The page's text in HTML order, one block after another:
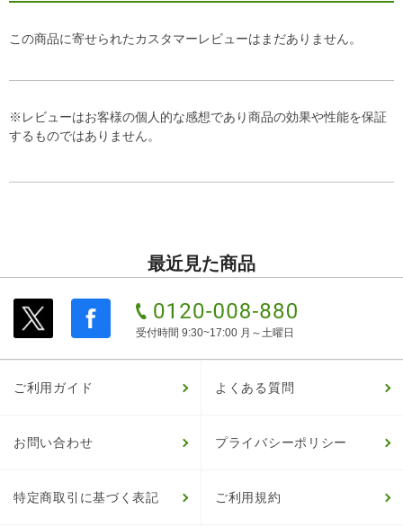
この商品に寄せられたカスタマーレビューはまだありません。
※レビューはお客様の個人的な感想であり商品の効果や性能を保証
するものではありません。
最近見た商品
受付時間 9:30~17:00 月～土曜日
ご利用ガイド よくある質問
お問い合わせ プライバシーポリシー
特定商取引に基づく表記 ご利用規約